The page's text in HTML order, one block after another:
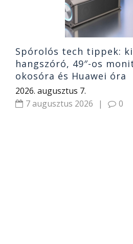
Spórolós tech tippek:
hangszóró, 49″-os
okosóra és Huawei óra
2026. augusztus 7.
7 augusztus 2026
| 0